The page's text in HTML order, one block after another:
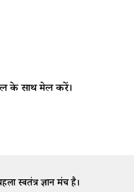
के साथ मेल करें।
स्वतंत्र ज्ञान मंच है।